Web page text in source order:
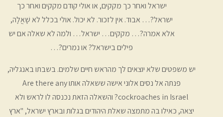
ישראל ואחר כך מקקים, או אולי קודם מקקים ואחר כך
ישראל?… אבוד. אין לזכור. לא יכול. אולי בכלל לא שָׁאֲלָה,
אלא אמרה?… מקקים… ישראל… ולמה לא שאלה אם יש
פילים בישראל? או נמרים?…
יש משפטים שלא יוצאים לך מהראש חיים שלמים. בשבתו באנגליה,
פנתה אל נסים אלוני אישה ששאלה אותו Are there any
cockroaches in Israel? והשאלה הזאת נכנסה לו לראש ולא
יצאה, כאילו בה מתמצה שאלת היהודים בגלות ובארץ ישראל, "ארץ